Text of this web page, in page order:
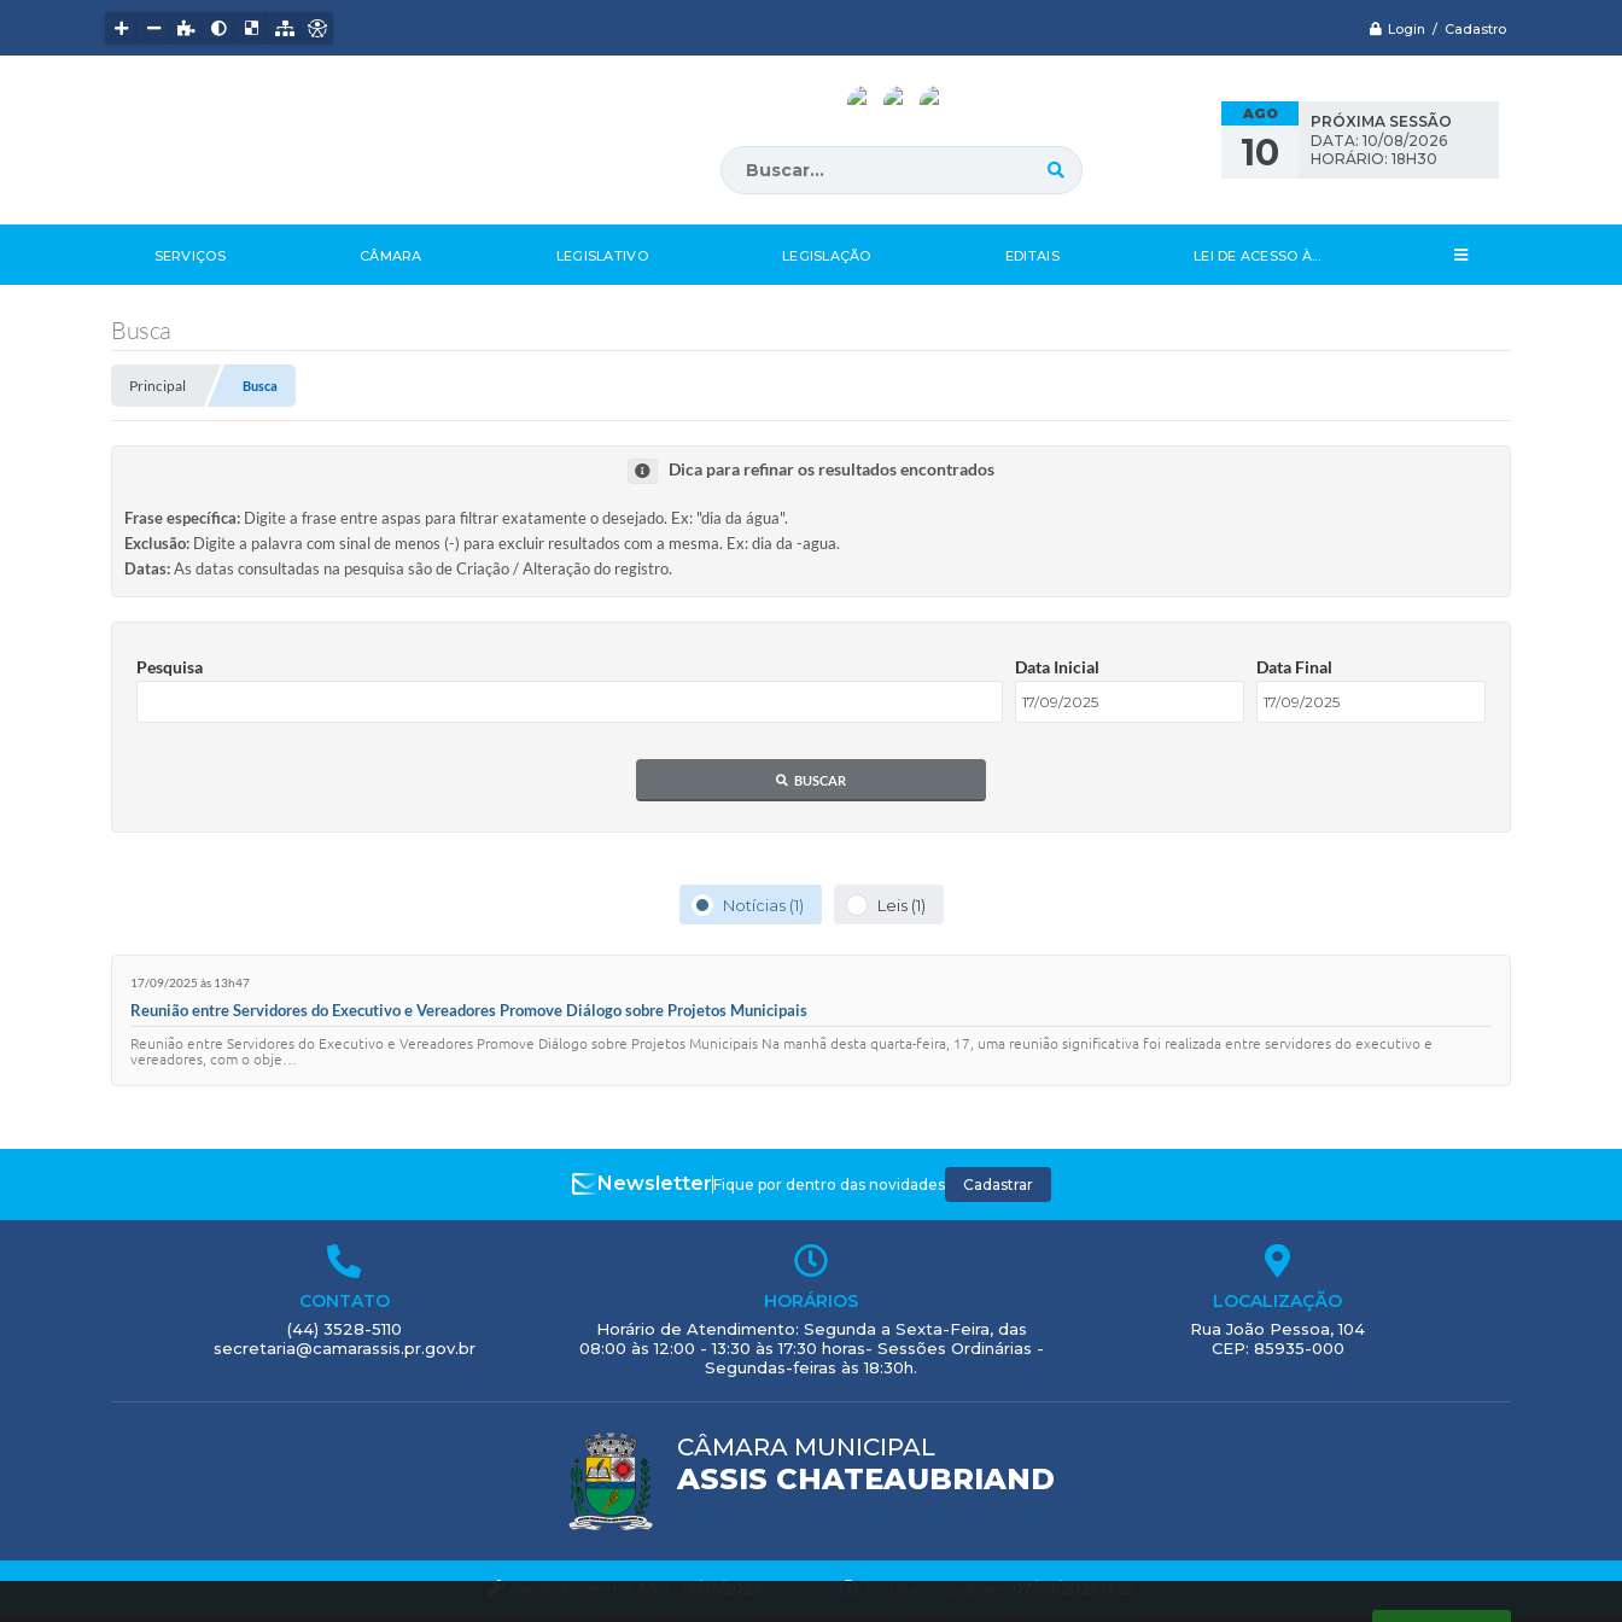
Login / Cadastro
AGO
10
PRÓXIMA SESSÃO
DATA: 10/08/2026
HORÁRIO: 18H30
SERVIÇOS CÂMARA LEGISLATIVO LEGISLAÇÃO EDITAIS LEI DE ACESSO À...
Busca
Principal Busca
Dica para refinar os resultados encontrados
Frase específica: Digite a frase entre aspas para filtrar exatamente o desejado. Ex: "dia da água".
Exclusão: Digite a palavra com sinal de menos (-) para excluir resultados com a mesma. Ex: dia da -agua.
Datas:As datas consultadas na pesquisa são de Criação / Alteração do registro.
Pesquisa Data Inicial Data Final
BUSCAR
Notícias (1) Leis (1)
17/09/2025 às 13h47
Reunião entre Servidores do Executivo e Vereadores Promove Diálogo sobre Projetos Municipais
Reunião entre Servidores do Executivo e Vereadores Promove Diálogo sobre Projetos Municipais Na manhã desta quarta-feira, 17, uma reunião significativa foi realizada entre servidores do executivo e
vereadores, com o obje…
NewsletterFique por dentro das novidades Cadastrar
CONTATO
(44) 3528-5110
secretaria@camarassis.pr.gov.br
HORÁRIOS
Horário de Atendimento: Segunda a Sexta-Feira, das
08:00 às 12:00 - 13:30 às 17:30 horas- Sessões Ordinárias -
Segundas-feiras às 18:30h.
LOCALIZAÇÃO
Rua João Pessoa, 104
CEP: 85935-000
CÂMARA MUNICIPAL
ASSIS CHATEAUBRIAND